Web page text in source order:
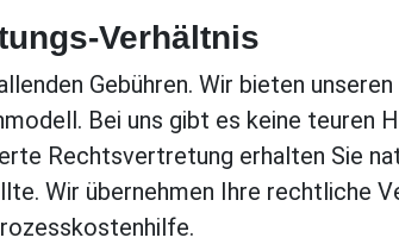
Verhältnis
Gebühren. Wir bieten
Bei uns gibt es keine teuren
Rechtsvertretung erhalten Sie
Wir übernehmen Ihre rechtliche